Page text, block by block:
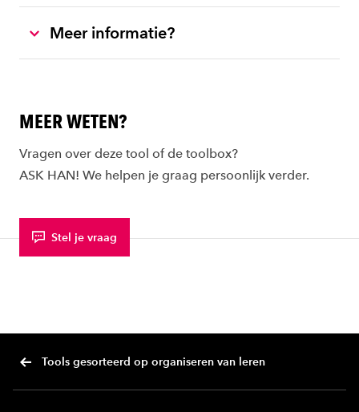
Meer informatie?
MEER WETEN?
Vragen over deze tool of de toolbox?
ASK HAN! We helpen je graag persoonlijk verder.
Stel je vraag
Tools gesorteerd op organiseren van leren